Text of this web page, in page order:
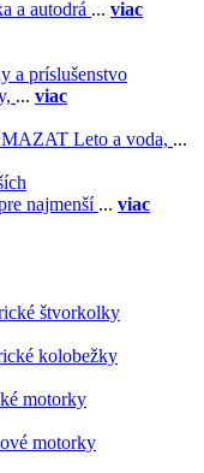
a autodrá ... viac
a príslušenstvo
... viac
Leto a voda, ...
najmenší ... viac
štvorkolky
kolobežky
motorky
motorky